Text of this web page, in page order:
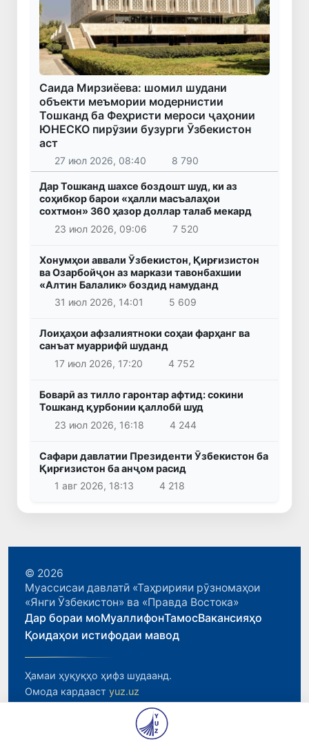
Саида Мирзиёева: шомил шудани
объекти меъмории модернистии
Тошканд ба Феҳристи мероси ҷаҳонии
ЮНЕСКО пирӯзии бузурги Ӯзбекистон
аст
27 июл 2026, 08:40 8 790
Дар Тошканд шахсе боздошт шуд, ки аз
соҳибкор барои «ҳалли масъалаҳои
сохтмон» 360 ҳазор доллар талаб мекард
23 июл 2026, 09:06
7 520
Хонумҳои аввали Ӯзбекистон, Қирғизистон
ва Озарбойҷон аз маркази тавонбахшии
«Алтин Балалик» боздид намуданд
31 июл 2026, 14:01
5 609
Лоиҳаҳои афзалиятноки соҳаи фарҳанг ва
санъат муаррифӣ шуданд
17 июл 2026, 17:20
4 752
Боварӣ аз тилло гаронтар афтид: сокини
Тошканд қурбонии қаллобӣ шуд
23 июл 2026, 16:18
4 244
Сафари давлатии Президенти Ӯзбекистон ба
Қирғизистон ба анҷом расид
1 авг 2026, 18:13
4 218
© 2026
Муассисаи давлатӣ «Таҳририяи рӯзномаҳои
«Янги Ӯзбекистон» ва «Правда Востока»
Дар бораи моМуаллифонТамосВакансияҳо
Қоидаҳои истифодаи мавод
Ҳамаи ҳуқуқҳо ҳифз шудаанд.
Омода кардааст yuz.uz